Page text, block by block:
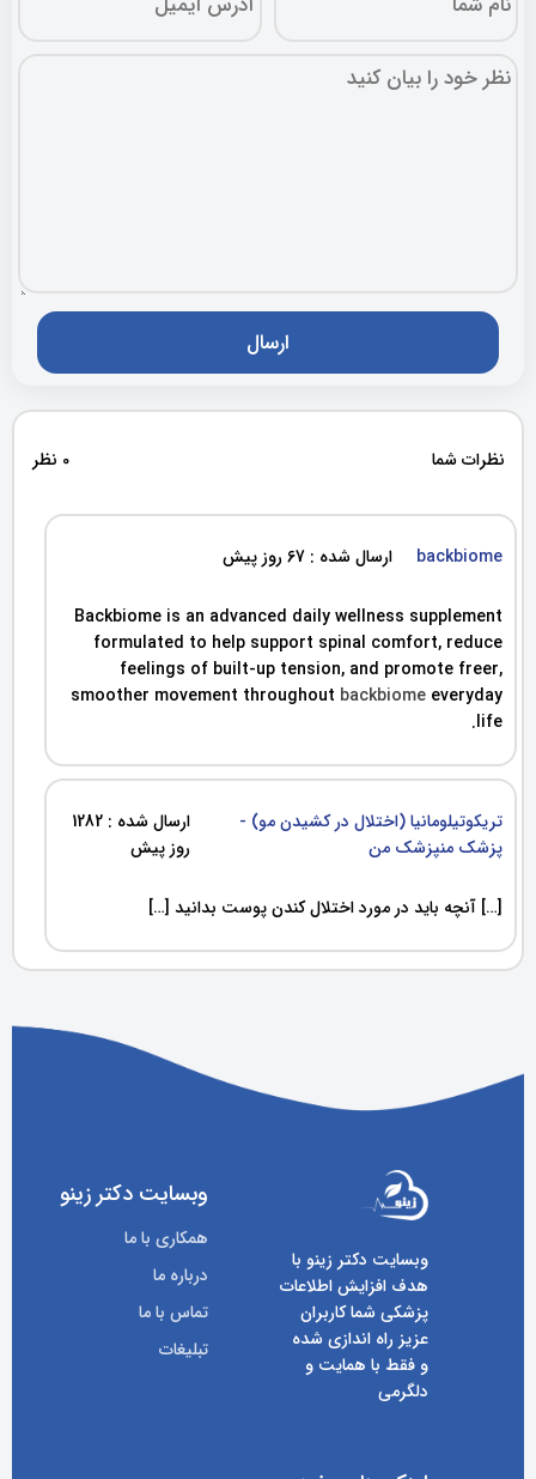
نظرات شما 0 نظر
backbiome ارسال شده : 67 روز پیش
Backbiome is an advanced daily wellness supplement
formulated to help support spinal comfort, reduce
feelings of built-up tension, and promote freer,
smoother movement throughout backbiome everyday
life.
تریکوتیلومانیا (اختلال در کشیدن مو) -
پزشک منپزشک من
ارسال شده : 1282
روز پیش
[…] آنچه باید در مورد اختلال کندن پوست بدانید […]
وبسایت دکتر زینو با
هدف افزایش اطلاعات
پزشکی شما کاربران
عزیز راه اندازی شده
و فقط با همایت و
دلگرمی
وبسایت دکتر زینو
همکاری با ما
درباره ما
تماس با ما
تبلیغات